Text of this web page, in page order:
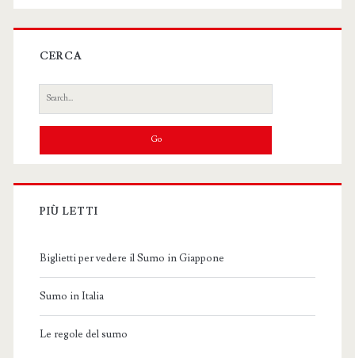
CERCA
Search
for:
PIÙ LETTI
Biglietti per vedere il Sumo in Giappone
Sumo in Italia
Le regole del sumo